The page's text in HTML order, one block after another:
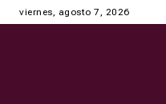
viernes, agosto 7, 2026